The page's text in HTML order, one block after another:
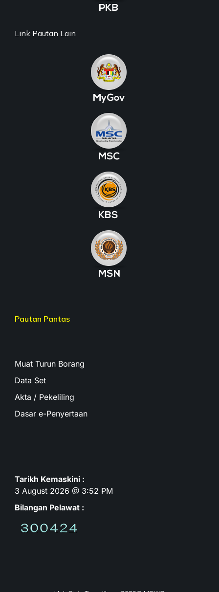
Link Pautan Lain
Pautan Pantas
Muat Turun Borang
Data Set
Akta / Pekeliling
Dasar e-Penyertaan
Tarikh Kemaskini :
3 August 2026 @ 3:52 PM
Bilangan Pelawat :